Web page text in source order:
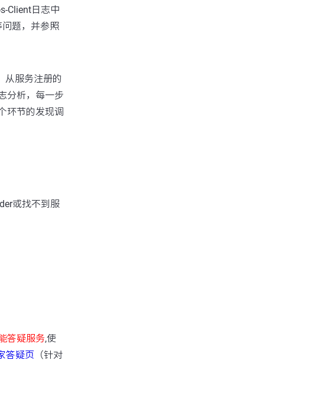
Client日志中
题，并参照
从服务注册的
分析，每一步
环节的发现调
或找不到服
答疑服务,使
答疑页 （针对